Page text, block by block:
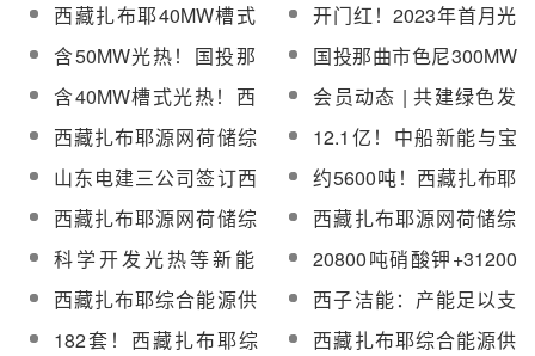
招标
40MW光热电站EPC招
标
储一体化综能供应项目
汽轮机等
西藏扎布耶40MW槽式
光热电站蒸汽发生系
统、空冷系统中标公示
开门红！2023年首月光
热/熔盐储热项目中标单
位一览
含50MW光热！国投那
曲市色尼300MW光伏光
热一体化项目可研编制
采购
国投那曲市色尼300MW
光伏光热项目地勘、接
入系统设计等8项技术服
务采购
含40MW槽式光热！西
藏扎布耶综合能源供应
项目EPC工程监理招标
会员动态 | 共建绿色发
展“强引擎”！西子洁能与
中电新能源签署战略合
作协议
西藏扎布耶源网荷储综
合能源供应项目油盐换
热器中标候选人公示
12.1亿！中船新能与宝
武清能就西藏扎布耶综
合供能项目成功签约
山东电建三公司签订西
藏扎布耶源网荷储一体
化综合能源供应项目
EPC合同
约5600吨！西藏扎布耶
源网荷储一体化综合能
源供应项目导热油招标
西藏扎布耶源网荷储综
合能源供应项目导热油
泵中标候选人公示
西藏扎布耶源网荷储综
合能源供应项目熔盐泵
中标候选人公示
科学开发光热等新能
源，走出西藏特色高原
经济高质量发展之路
20800吨硝酸钾+31200
吨硝酸钠！西藏扎布耶
综合能源供应项目集中
采购
西藏扎布耶综合能源供
应项目EPC工程监理中
西子洁能：产能足以支
撑光热市场新增订单
182套！西藏扎布耶综
西藏扎布耶综合能源供